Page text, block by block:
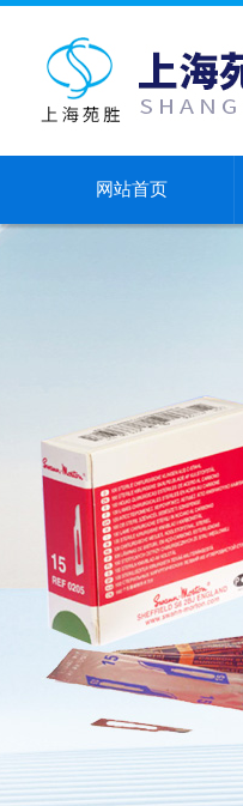
网站首页